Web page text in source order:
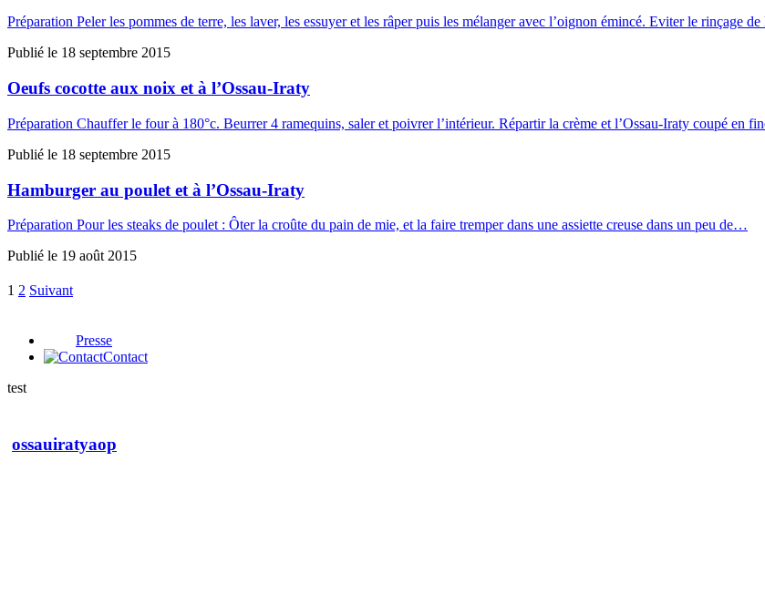
Préparation Peler les pommes de terre, les laver, les essuyer et les râper puis les mélanger avec l’oignon émincé. Eviter le rinçage
Publié le 18 septembre 2015
Oeufs cocotte aux noix et à l’Ossau-Iraty
Préparation Chauffer le four à 180°c. Beurrer 4 ramequins, saler et poivrer l’intérieur. Répartir la crème et l’Ossau-Iraty coupé en
Publié le 18 septembre 2015
Hamburger au poulet et à l’Ossau-Iraty
Préparation Pour les steaks de poulet : Ôter la croûte du pain de mie, et la faire tremper dans une assiette creuse dans un peu de…
Publié le 19 août 2015
1 2 Suivant
Presse
Contact
test
ossauiratyaop